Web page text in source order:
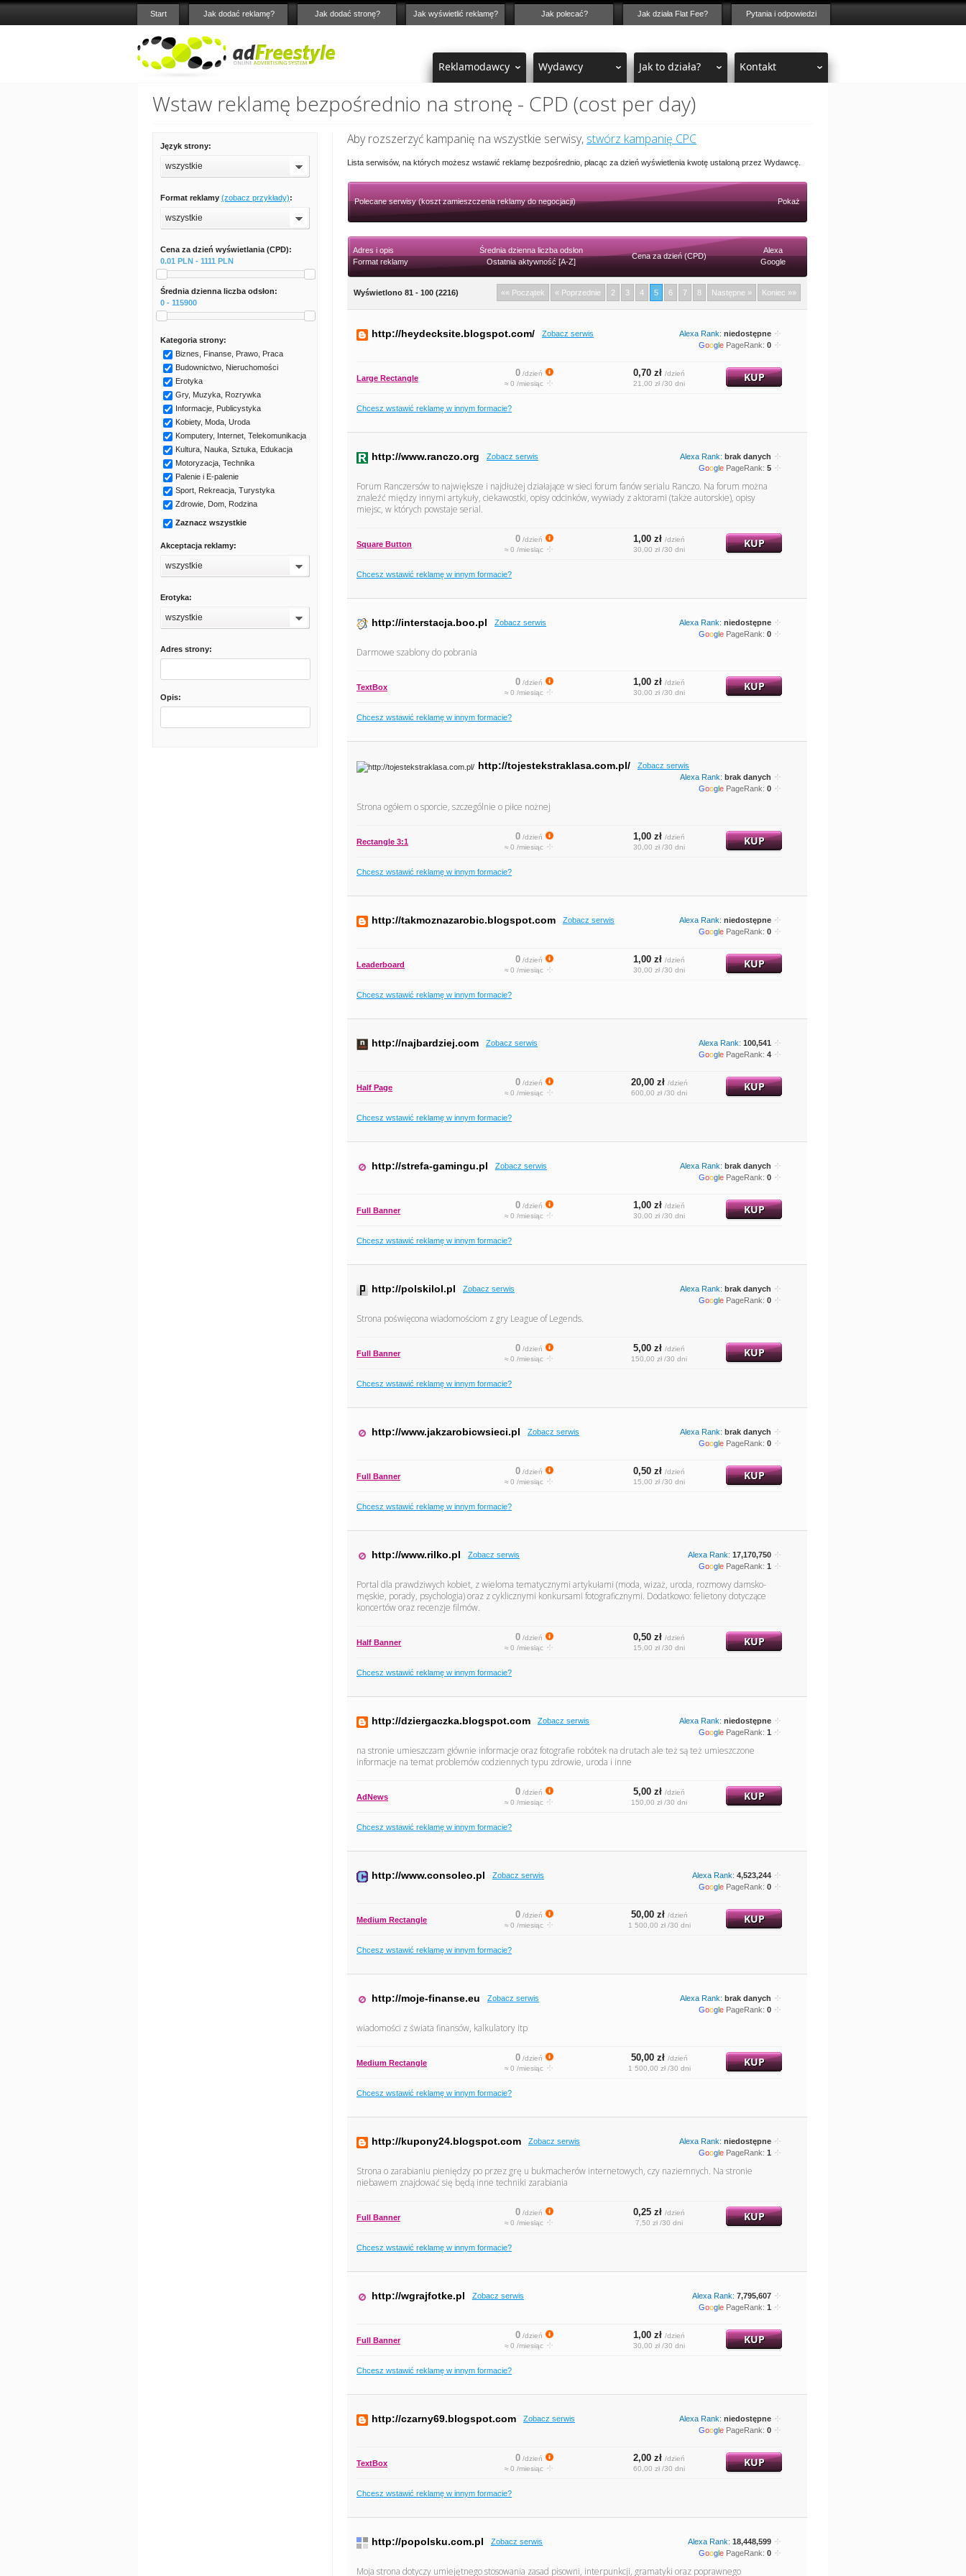
Start Jak dodać reklamę? Jak dodać stronę? Jak wyświetlić reklamę? Jak polecać? Jak działa Flat Fee? Pytania i odpowiedzi
Reklamodawcy Wydawcy Jak to działa? Kontakt
Wstaw reklamę bezpośrednio na stronę - CPD (cost per day)
Język strony:
wszystkie
Format reklamy (zobacz przykłady):
wszystkie
Cena za dzień wyświetlania (CPD):
0.01 PLN - 1111 PLN
Średnia dzienna liczba odsłon:
0 - 115900
Kategoria strony:
Biznes, Finanse, Prawo, Praca
Budownictwo, Nieruchomości
Erotyka
Gry, Muzyka, Rozrywka
Informacje, Publicystyka
Kobiety, Moda, Uroda
Komputery, Internet, Telekomunikacja
Kultura, Nauka, Sztuka, Edukacja
Motoryzacja, Technika
Palenie i E-palenie
Sport, Rekreacja, Turystyka
Zdrowie, Dom, Rodzina
Zaznacz wszystkie
Akceptacja reklamy:
wszystkie
Erotyka:
wszystkie
Adres strony:
Opis:
Aby rozszerzyć kampanię na wszystkie serwisy, stwórz kampanię CPC
Lista serwisów, na których możesz wstawić reklamę bezpośrednio, płacąc za dzień wyświetlenia kwotę ustaloną przez Wydawcę.
Polecane serwisy (koszt zamieszczenia reklamy do negocjacji) Pokaż
Adres i opis
Format reklamy
Średnia dzienna liczba odsłon
Ostatnia aktywność [A-Z]
Cena za dzień (CPD)
Alexa
Google
Wyświetlono 81 - 100 (2216) «« Początek « Poprzednie 2 3 4 5 6 7 8 Następne » Koniec »»
http://heydecksite.blogspot.com/ Zobacz serwis Alexa Rank: niedostępne
Google PageRank: 0
Large Rectangle 0 /dzień
≈ 0 /miesiąc
0,70 zł /dzień
21,00 zł /30 dni
KUP
Chcesz wstawić reklamę w innym formacie?
http://www.ranczo.org Zobacz serwis Alexa Rank: brak danych
Google PageRank: 5
Forum Ranczersów to największe i najdłużej działające w sieci forum fanów serialu Ranczo. Na forum można
znaleźć między innymi artykuły, ciekawostki, opisy odcinków, wywiady z aktorami (także autorskie), opisy
miejsc, w których powstaje serial.
Square Button 0 /dzień
≈ 0 /miesiąc
1,00 zł /dzień
30,00 zł /30 dni
KUP
Chcesz wstawić reklamę w innym formacie?
http://interstacja.boo.pl Zobacz serwis Alexa Rank: niedostępne
Google PageRank: 0
Darmowe szablony do pobrania
TextBox 0 /dzień
≈ 0 /miesiąc
1,00 zł /dzień
30,00 zł /30 dni
KUP
Chcesz wstawić reklamę w innym formacie?
http://tojestekstraklasa.com.pl/
Zobacz serwis
Alexa Rank: brak danych
Google PageRank: 0
Strona ogółem o sporcie, szczególnie o piłce nożnej
Rectangle 3:1 0 /dzień
≈ 0 /miesiąc
1,00 zł /dzień
30,00 zł /30 dni
KUP
Chcesz wstawić reklamę w innym formacie?
http://takmoznazarobic.blogspot.com Zobacz serwis Alexa Rank: niedostępne
Google PageRank: 0
Leaderboard 0 /dzień
≈ 0 /miesiąc
1,00 zł /dzień
30,00 zł /30 dni
KUP
Chcesz wstawić reklamę w innym formacie?
http://najbardziej.com Zobacz serwis Alexa Rank: 100,541
Google PageRank: 4
Half Page 0 /dzień
≈ 0 /miesiąc
20,00 zł /dzień
600,00 zł /30 dni
KUP
Chcesz wstawić reklamę w innym formacie?
http://strefa-gamingu.pl Zobacz serwis Alexa Rank: brak danych
Google PageRank: 0
Full Banner 0 /dzień
≈ 0 /miesiąc
1,00 zł /dzień
30,00 zł /30 dni
KUP
Chcesz wstawić reklamę w innym formacie?
http://polskilol.pl Zobacz serwis Alexa Rank: brak danych
Google PageRank: 0
Strona poświęcona wiadomościom z gry League of Legends.
Full Banner 0 /dzień
≈ 0 /miesiąc
5,00 zł /dzień
150,00 zł /30 dni
KUP
Chcesz wstawić reklamę w innym formacie?
http://www.jakzarobicwsieci.pl Zobacz serwis Alexa Rank: brak danych
Google PageRank: 0
Full Banner 0 /dzień
≈ 0 /miesiąc
0,50 zł /dzień
15,00 zł /30 dni
KUP
Chcesz wstawić reklamę w innym formacie?
http://www.rilko.pl Zobacz serwis Alexa Rank: 17,170,750
Google PageRank: 1
Portal dla prawdziwych kobiet, z wieloma tematycznymi artykułami (moda, wizaż, uroda, rozmowy damsko-
męskie, porady, psychologia) oraz z cyklicznymi konkursami fotograficznymi. Dodatkowo: felietony dotyczące
koncertów oraz recenzje filmów.
Half Banner 0 /dzień
≈ 0 /miesiąc
0,50 zł /dzień
15,00 zł /30 dni
KUP
Chcesz wstawić reklamę w innym formacie?
http://dziergaczka.blogspot.com Zobacz serwis Alexa Rank: niedostępne
Google PageRank: 1
na stronie umieszczam głównie informacje oraz fotografie robótek na drutach ale też są też umieszczone
informacje na temat problemów codziennych typu zdrowie, uroda i inne
AdNews 0 /dzień
≈ 0 /miesiąc
5,00 zł /dzień
150,00 zł /30 dni
KUP
Chcesz wstawić reklamę w innym formacie?
http://www.consoleo.pl Zobacz serwis Alexa Rank: 4,523,244
Google PageRank: 0
Medium Rectangle 0 /dzień
≈ 0 /miesiąc
50,00 zł /dzień
1 500,00 zł /30 dni
KUP
Chcesz wstawić reklamę w innym formacie?
http://moje-finanse.eu Zobacz serwis Alexa Rank: brak danych
Google PageRank: 0
wiadomości z świata finansów, kalkulatory itp
Medium Rectangle 0 /dzień
≈ 0 /miesiąc
50,00 zł /dzień
1 500,00 zł /30 dni
KUP
Chcesz wstawić reklamę w innym formacie?
http://kupony24.blogspot.com Zobacz serwis Alexa Rank: niedostępne
Google PageRank: 1
Strona o zarabianiu pieniędzy po przez grę u bukmacherów internetowych, czy naziemnych. Na stronie
niebawem znajdować się będą inne techniki zarabiania
Full Banner 0 /dzień
≈ 0 /miesiąc
0,25 zł /dzień
7,50 zł /30 dni
KUP
Chcesz wstawić reklamę w innym formacie?
http://wgrajfotke.pl Zobacz serwis Alexa Rank: 7,795,607
Google PageRank: 1
Full Banner 0 /dzień
≈ 0 /miesiąc
1,00 zł /dzień
30,00 zł /30 dni
KUP
Chcesz wstawić reklamę w innym formacie?
http://czarny69.blogspot.com Zobacz serwis Alexa Rank: niedostępne
Google PageRank: 0
TextBox 0 /dzień
≈ 0 /miesiąc
2,00 zł /dzień
60,00 zł /30 dni
KUP
Chcesz wstawić reklamę w innym formacie?
http://popolsku.com.pl Zobacz serwis Alexa Rank: 18,448,599
Google PageRank: 0
Moja strona dotyczy umiejętnego stosowania zasad pisowni, interpunkcji, gramatyki oraz poprawnego